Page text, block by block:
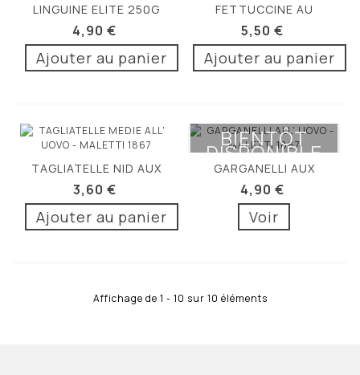
LINGUINE ELITE 250G
4,90 €
Ajouter au panier
FETTUCCINE AU
PIMENT 250G
5,50 €
Ajouter au panier
TAGLIATELLE NID AUX
OEUFS 250G
3,60 €
Ajouter au panier
BIENTÔT
DISPONIBLE
GARGANELLI AUX
OEUFS 250G
4,90 €
Voir
Affichage de 1 - 10 sur 10 éléments